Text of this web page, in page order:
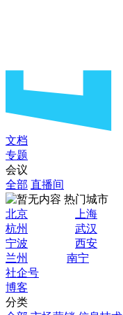
文档
专题
会议
全部 直播间
热门城市
北京
上海
杭州
武汉
宁波
西安
兰州
南宁
社企号
博客
分类